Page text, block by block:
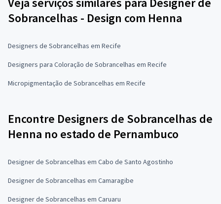
Sobrancelhas - Design com Henna
Designers de Sobrancelhas em Recife
Designers para Coloração de Sobrancelhas em Recife
Micropigmentação de Sobrancelhas em Recife
Encontre Designers de Sobrancelhas de
Henna no estado de Pernambuco
Designer de Sobrancelhas em Cabo de Santo Agostinho
Designer de Sobrancelhas em Camaragibe
Designer de Sobrancelhas em Caruaru